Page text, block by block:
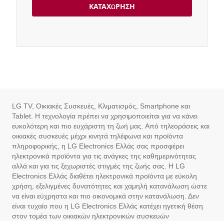
LG TV, Οικιακές Συσκευές, Κλιματισμός, Smartphone και
Tablet. Η τεχνολογία πρέπει να χρησιμοποιείται για να κάνει
ευκολότερη και πιο ευχάριστη τη ζωή μας. Από τηλεοράσεις και
οικιακές συσκευές μέχρι κινητά τηλέφωνα και προϊόντα
πληροφορικής, η LG Electronics Ελλάς σας προσφέρει
ηλεκτρονικά προϊόντα για τις ανάγκες της καθημερινότητας
αλλά και για τις ξεχωριστές στιγμές της ζωής σας. Η LG
Electronics Ελλάς διαθέτει ηλεκτρονικά προϊόντα με εύκολη
χρήση, εξελιγμένες δυνατότητες και χαμηλή κατανάλωση ώστε
να είναι εύχρηστα και πιο οικονομικά στην κατανάλωση. Δεν
είναι τυχαίο που η LG Electronics Ελλάς κατέχει ηγετική θέση
στον τομέα των οικιακών ηλεκτρονικών συσκευών